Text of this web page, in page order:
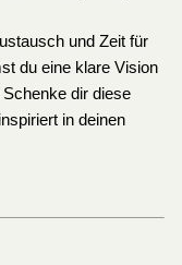
und Zeit für
du eine klare Vision
dir diese
in deinen